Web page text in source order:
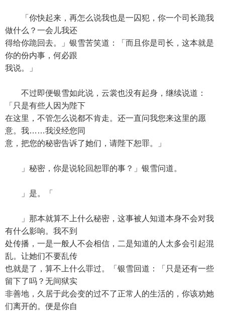
「你快起来，再怎么说我也是一囚犯，你一个司长跪我
做什么？一会儿我还
得给你跪回去。」银雪苦笑道：「而且你是司长，这本就是
你的份内事，何必跟
我说。」
不过即便银雪如此说，云裳也没有起身，继续说道：
「只是有些人因为陛下
在这里，不管怎么说都不肯走。还一直问我您来这里的愿
意。我……我没经您同
意，把您的秘密告诉了她们，请陛下恕罪。」
」秘密，你是说轮回恕罪的事？」银雪问道。
」是。「
」那本就算不上什么秘密，这事被人知道本身不会对我
有什么影响。我不到
处传播，一是一般人不会相信，二是知道的人太多会引起混
乱。让她们不要乱传
也就是了，算不上什么罪过。「银雪回道：「只是还有一些
留下了吗？无间狱实
非善地，久居于此会变的过不了正常人的生活的，你该劝她
们离开的。便是你自